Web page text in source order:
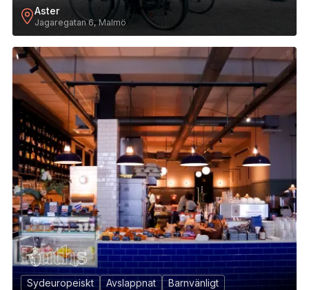
Aster
Jagaregatan 6, Malmö
9
Sydeuropeiskt Avslappnat
Barnvänligt